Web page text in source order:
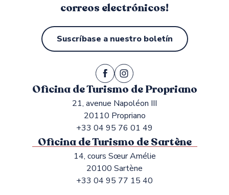
correos electrónicos!
Suscríbase a nuestro boletín
Oficina de Turismo de Propriano
21, avenue Napoléon III
20110 Propriano
+33 04 95 76 01 49
Oficina de Turismo de Sartène
14, cours Sœur Amélie
20100 Sartène
+33 04 95 77 15 40